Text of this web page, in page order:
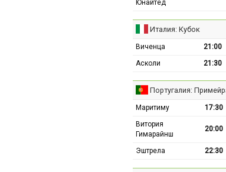
Юнайтед
Италия: Кубок
Виченца 21:00
Асколи
21:30
Португалия:
Маритиму 17:30
Витория
Гимарайнш
20:00
Эштрела 22:30